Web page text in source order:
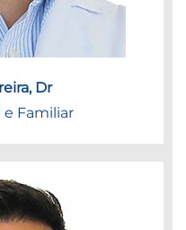
Dr
e Familiar